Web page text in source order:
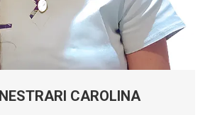
CAROLINA